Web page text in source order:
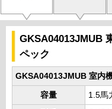
GKSA04013JMUB
ペック
GKSA04013JMUB 室内
容量 1.5馬